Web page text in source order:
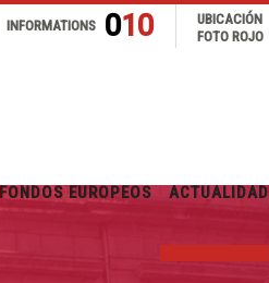
Buscar
INFORMATIONS 010
UBICACIÓN
FOTO ROJO
FONDOS EUROPEOS ACTUALIDAD